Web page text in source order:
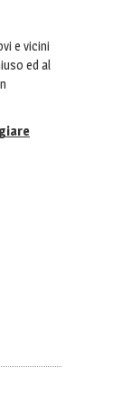
e vicini
ed al